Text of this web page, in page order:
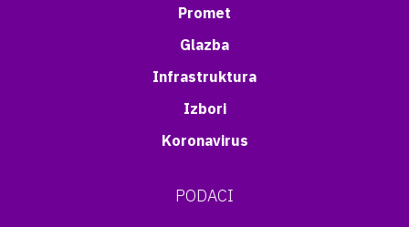
Promet
Glazba
Infrastruktura
Izbori
Koronavirus
PODACI